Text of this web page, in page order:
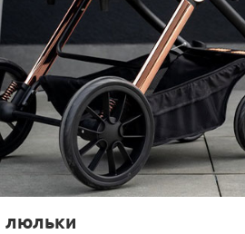
люльки